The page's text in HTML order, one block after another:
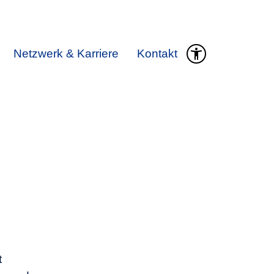
Netzwerk & Karriere Kontakt